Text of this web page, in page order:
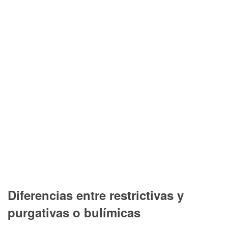
Diferencias entre restrictivas y
purgativas o bulímicas